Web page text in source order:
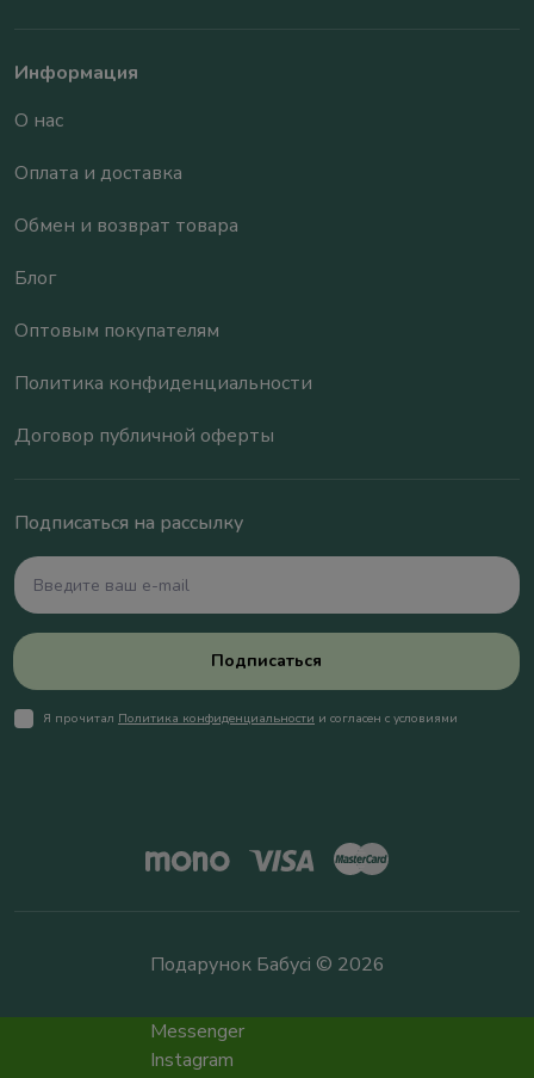
Информация
О нас
Оплата и доставка
Обмен и возврат товара
Блог
Оптовым покупателям
Политика конфиденциальности
Договор публичной оферты
Подписаться на рассылку
Подписаться
Я прочитал Политика конфиденциальности и согласен с условиями
Подарунок Бабусі © 2026
Messenger
Instagram